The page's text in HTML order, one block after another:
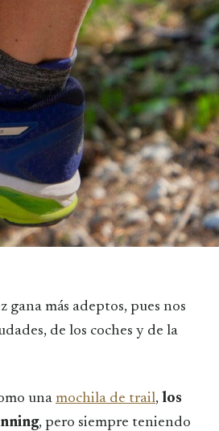
más adeptos, pues nos
de los coches y de la
una mochila de trail, los
, pero siempre teniendo